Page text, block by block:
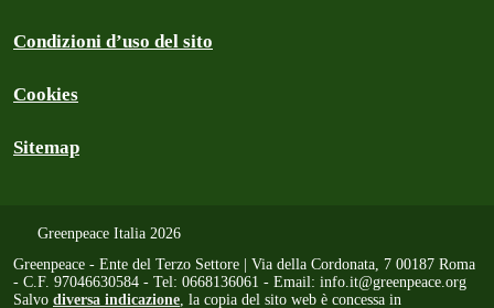
Condizioni d’uso del sito
Cookies
Sitemap
Greenpeace Italia 2026
Greenpeace - Ente del Terzo Settore | Via della Cordonata, 7 00187 Roma
- C.F. 97046630584 - Tel: 0668136061 - Email: info.it@greenpeace.org
Salvo diversa indicazione, la copia del sito web è concessa in